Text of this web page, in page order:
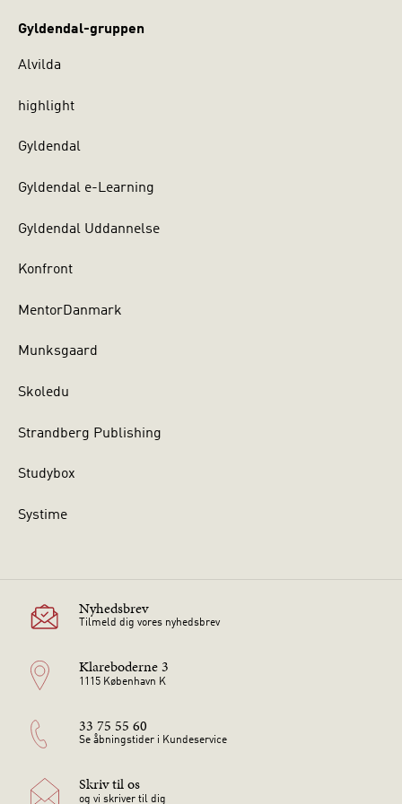
Gyldendal-gruppen
Alvilda
highlight
Gyldendal
Gyldendal e-Learning
Gyldendal Uddannelse
Konfront
MentorDanmark
Munksgaard
Skoledu
Strandberg Publishing
Studybox
Systime
Nyhedsbrev
Tilmeld dig vores nyhedsbrev
Klareboderne 3
1115 København K
33 75 55 60
Se åbningstider i Kundeservice
Skriv til os
og vi skriver til dig